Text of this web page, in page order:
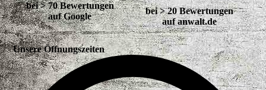
bei > 70 Bewertungen
auf Google
bei > 20 Bewertungen
auf anwalt.de
Unsere Öffnungszeiten